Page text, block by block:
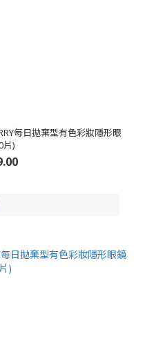
每日拋棄型有色彩妝隱形眼
片)